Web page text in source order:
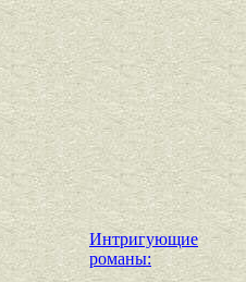
Интригующие
романы: